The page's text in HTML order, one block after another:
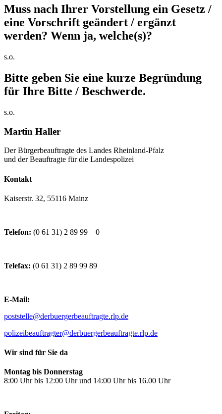
Muss nach Ihrer Vorstellung ein Gesetz /
eine Vorschrift geändert / ergänzt
werden? Wenn ja, welche(s)?
s.o.
Bitte geben Sie eine kurze Begründung
für Ihre Bitte / Beschwerde.
s.o.
Martin Haller
Der Bürgerbeauftragte des Landes Rheinland-Pfalz
und der Beauftragte für die Landespolizei
Kontakt
Kaiserstr. 32, 55116 Mainz
Telefon: (0 61 31) 2 89 99 – 0
Telefax: (0 61 31) 2 89 99 89
E-Mail:
poststelle@derbuergerbeauftragte.rlp.de
polizeibeauftragter@derbuergerbeauftragte.rlp.de
Wir sind für Sie da
Montag bis Donnerstag
8:00 Uhr bis 12:00 Uhr und 14:00 Uhr bis 16.00 Uhr